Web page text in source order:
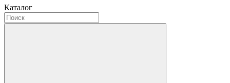
Каталог